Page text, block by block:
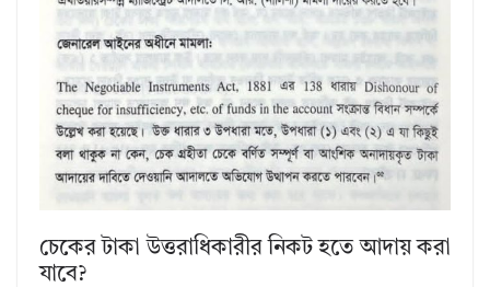
চেকের টাকা উত্তরাধিকারীর নিকট হতে আদায় করা
যাবে?